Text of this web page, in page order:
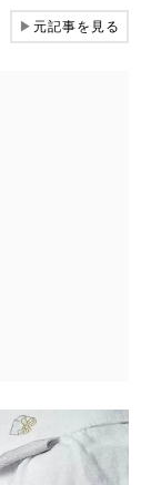
▶元記事を見る